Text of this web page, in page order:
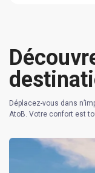
Déplacez-vous dans
AtoB. Votre confort est